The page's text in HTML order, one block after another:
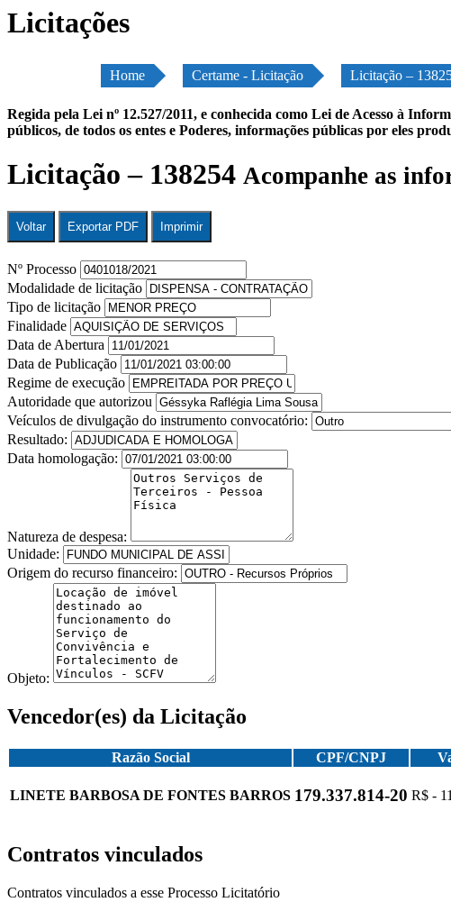
Licitações
Home Certame - Licitação Licitação –
Regida pela Lei nº 12.527/2011, e conhecida como Lei de Acesso à
públicos, de todos os entes e Poderes, informações públicas por eles
Licitação – 138254 Acompanhe as
Voltar Exportar PDF Imprimir
Nº Processo
Modalidade de licitação
Tipo de licitação
Finalidade
Data de Abertura
Data de Publicação
Regime de execução
Autoridade que autorizou
Veículos de divulgação do instrumento convocatório:
Resultado:
Data homologação:
Natureza de despesa:
Unidade:
Origem do recurso financeiro:
Objeto:
Vencedor(es) da Licitação
Razão Social CPF/CNPJ
LINETE BARBOSA DE FONTES BARROS 179.337.814-20 R$ -
Contratos vinculados
Contratos vinculados a esse Processo Licitatório